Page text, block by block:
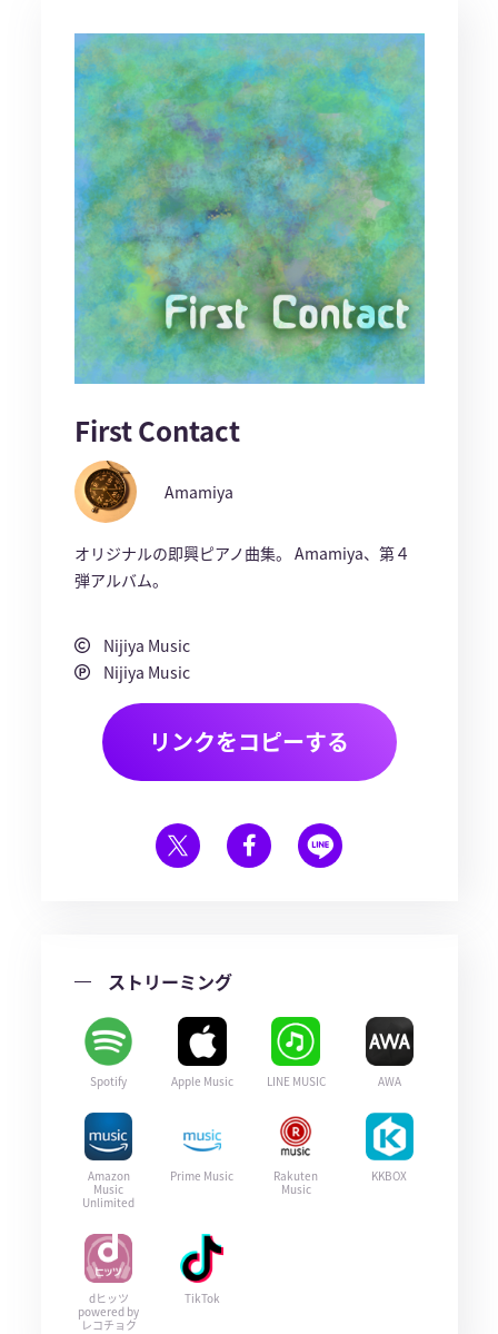
First Contact
Amamiya
オリジナルの即興ピアノ曲集。 Amamiya、第４
弾アルバム。
Nijiya Music
Nijiya Music
リンクをコピーする
ストリーミング
Spotify Apple Music LINE MUSIC AWA
Amazon
Music
Unlimited
Prime Music
Rakuten
Music
KKBOX
dヒッツ
powered by
レコチョク
TikTok